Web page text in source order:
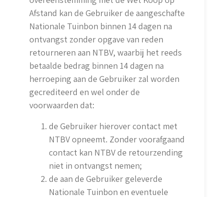
Afstand kan de Gebruiker de aangeschafte
Nationale Tuinbon binnen 14 dagen na
ontvangst zonder opgave van reden
retourneren aan NTBV, waarbij het reeds
betaalde bedrag binnen 14 dagen na
herroeping aan de Gebruiker zal worden
gecrediteerd en wel onder de
voorwaarden dat:
de Gebruiker hierover contact met
NTBV opneemt. Zonder voorafgaand
contact kan NTBV de retourzending
niet in ontvangst nemen;
de aan de Gebruiker geleverde
Nationale Tuinbon en eventuele